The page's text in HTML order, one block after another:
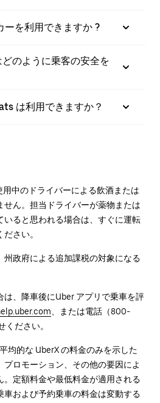
を利用できますか ?
のように乗客の安全を
は利用できますか？
中のドライバーによる飲酒または
せん。担当ドライバーが薬物または
いると思われる場合は、すぐに運転
さい。
州政府による追加課税の対象になる
は、降車後に⁠Uber アプリで乗車を評
、または電話（800-
ください。
均的な UberX の料金のみを示した
プロモーション、その他の要因によ
。定額料金や最低料金が適用される
車および予約乗車の料金は変動する